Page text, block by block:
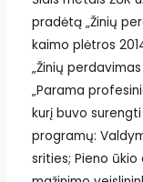
pradėtą „Žinių
kaimo plėtros
„Žinių
„Parama
kurį buvo
programų:
srities; Pieno